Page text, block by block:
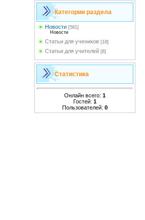
Категории раздела
Новости [561]
Новости
Статьи для учеников [18]
Статьи для учителей [6]
Статистика
Онлайн всего: 1
Гостей: 1
Пользователей: 0